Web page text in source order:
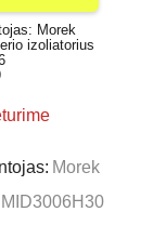
Morek
izoliatorius
Morek
MID3006H30